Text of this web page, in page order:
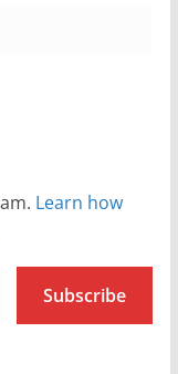
Learn how
Subscribe